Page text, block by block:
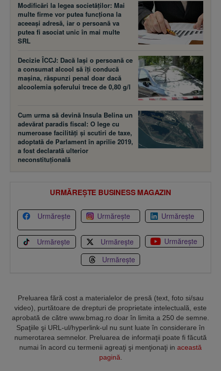
Modificări la legea societăţilor: Mai
multe firme vor putea funcţiona la
aceeaşi adresă, iar o persoană va
putea fi asociat unic în mai multe
SRL
Decizie ÎCCJ: Dacă laşi o persoană ce
a consumat alcool să îţi conducă
maşina, răspunzi penal doar dacă
alcoolemia şoferului trece de 0,80 g/l
Cum urma să devină Insula Belina un
adevărat paradis fiscal: O lege cu
numeroase facilităţi şi scutiri de taxe,
adoptată de Parlament în aprilie 2019,
a fost declarată ulterior
neconstituţională
URMĂREȘTE BUSINESS MAGAZIN
Urmărește Urmărește Urmărește
Urmărește Urmărește
Urmărește
Urmărește
Preluarea fără cost a materialelor de presă (text, foto si/sau
video), purtătoare de drepturi de proprietate intelectuală, este
aprobată de către www.bmag.ro doar în limita a 250 de semne.
Spaţiile şi URL-ul/hyperlink-ul nu sunt luate în considerare în
numerotarea semnelor. Preluarea de informaţii poate fi făcută
numai în acord cu termenii agreaţi şi menţionaţi in această
pagină